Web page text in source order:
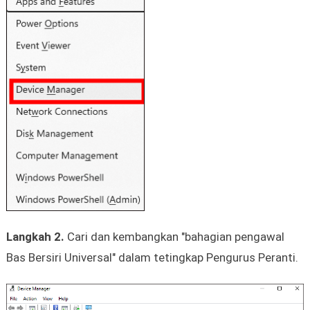
Langkah 2. Cari dan kembangkan "bahagian pengawal
Bas Bersiri Universal" dalam tetingkap Pengurus Peranti.